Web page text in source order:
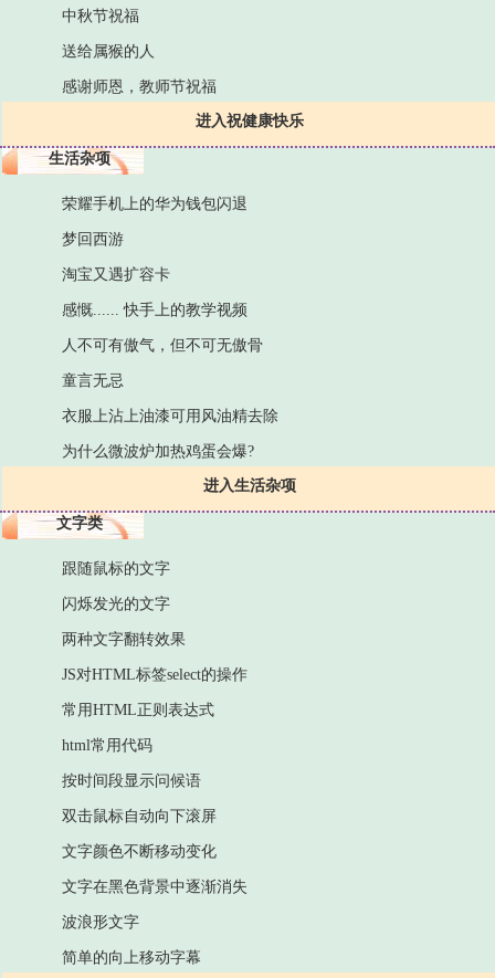
进入祝健康快乐
中秋节祝福
送给属猴的人
感谢师恩，教师节祝福
生活杂项
进入生活杂项
荣耀手机上的华为钱包闪退
梦回西游
淘宝又遇扩容卡
感慨...... 快手上的教学视频
人不可有傲气，但不可无傲骨
童言无忌
衣服上沾上油漆可用风油精去除
为什么微波炉加热鸡蛋会爆?
文字类
跟随鼠标的文字
闪烁发光的文字
两种文字翻转效果
JS对HTML标签select的操作
常用HTML正则表达式
html常用代码
按时间段显示问候语
双击鼠标自动向下滚屏
文字颜色不断移动变化
文字在黑色背景中逐渐消失
波浪形文字
简单的向上移动字幕